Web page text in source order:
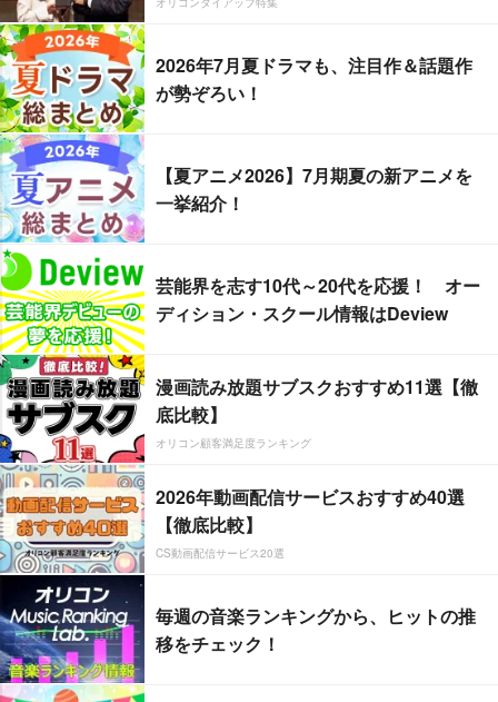
2026年7月夏ドラマも、注目作＆話題作
が勢ぞろい！
【夏アニメ2026】7月期夏の新アニメを
一挙紹介！
芸能界を志す10代～20代を応援！ オー
ディション・スクール情報はDeview
漫画読み放題サブスクおすすめ11選【徹
底比較】
オリコン顧客満足度ランキング
2026年動画配信サービスおすすめ40選
【徹底比較】
CS動画配信サービス20選
毎週の音楽ランキングから、ヒットの推
移をチェック！